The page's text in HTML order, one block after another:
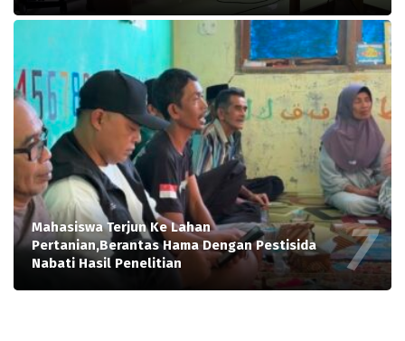
Mahasiswa Terjun Ke Lahan
Pertanian,Berantas Hama Dengan Pestisida
Nabati Hasil Penelitian